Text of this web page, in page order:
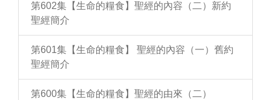
第602集【生命的糧食】聖經的內容（二）新約
聖經簡介
第601集【生命的糧食】 聖經的內容（一）舊約
聖經簡介
第600集【生命的糧食】聖經的由來（二）